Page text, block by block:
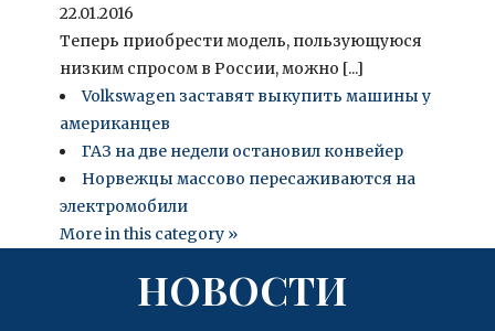
22.01.2016
Теперь приобрести модель, пользующуюся
низким спросом в России, можно [...]
Volkswagen заставят выкупить машины у
американцев
ГАЗ на две недели остановил конвейер
Норвежцы массово пересаживаются на
электромобили
More in this category »
НОВОСТИ